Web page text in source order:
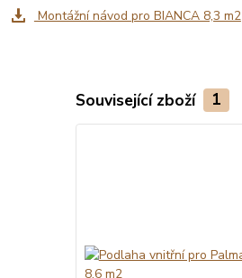
Montážní návod pro BIANCA 8,3 m2
Související zboží 1